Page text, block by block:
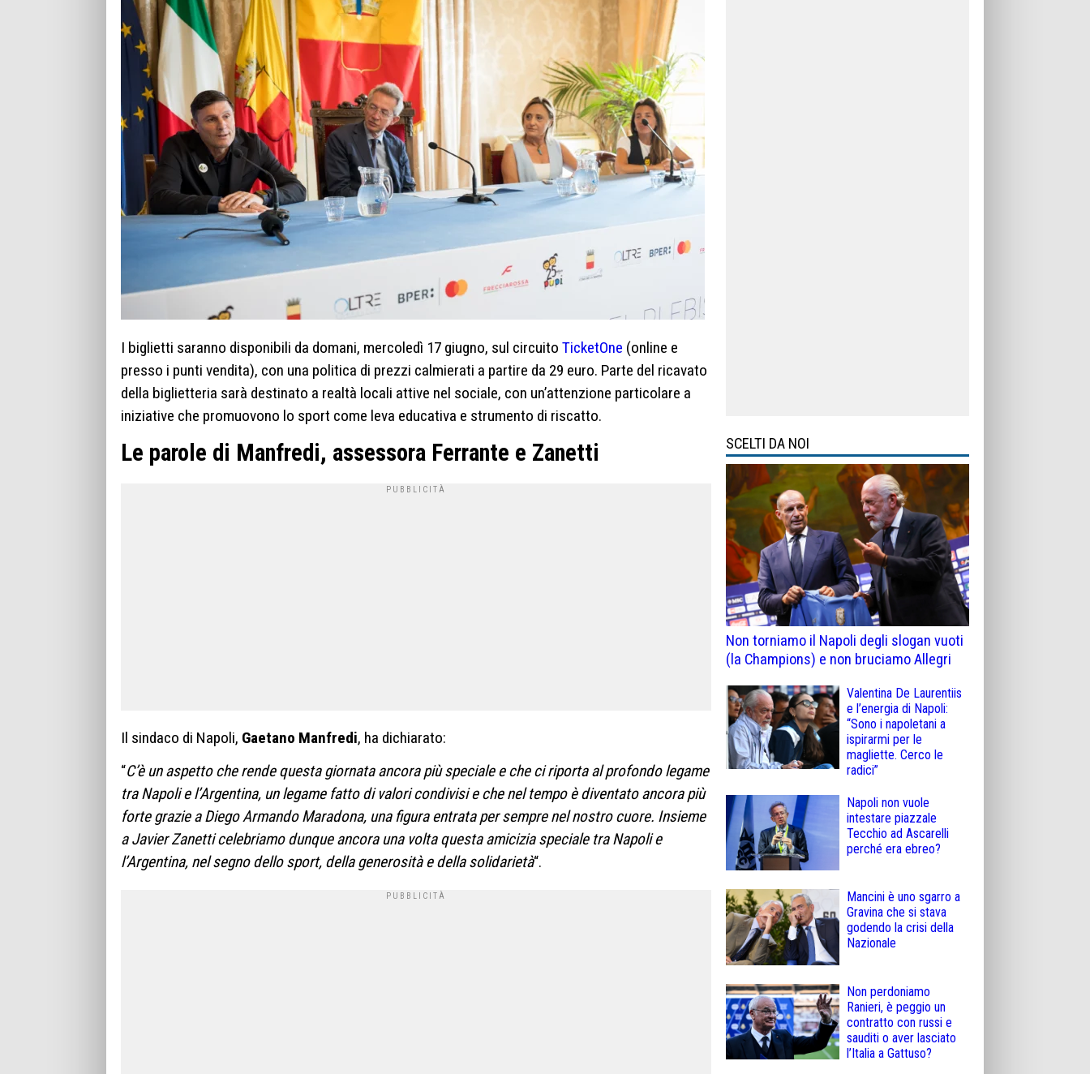
I biglietti saranno disponibili da domani, mercoledì 17 giugno, sul circuito TicketOne (online e
presso i punti vendita), con una politica di prezzi calmierati a partire da 29 euro. Parte del ricavato
della biglietteria sarà destinato a realtà locali attive nel sociale, con un’attenzione particolare a
iniziative che promuovono lo sport come leva educativa e strumento di riscatto.
Le parole di Manfredi, assessora Ferrante e Zanetti
Il sindaco di Napoli, Gaetano Manfredi, ha dichiarato:
“C’è un aspetto che rende questa giornata ancora più speciale e che ci riporta al profondo legame
tra Napoli e l’Argentina, un legame fatto di valori condivisi e che nel tempo è diventato ancora più
forte grazie a Diego Armando Maradona, una figura entrata per sempre nel nostro cuore. Insieme
a Javier Zanetti celebriamo dunque ancora una volta questa amicizia speciale tra Napoli e
l’Argentina, nel segno dello sport, della generosità e della solidarietà“.
SCELTI DA NOI
Non torniamo il Napoli degli slogan vuoti
(la Champions) e non bruciamo Allegri
Valentina De Laurentiis
e l’energia di Napoli:
“Sono i napoletani a
ispirarmi per le
magliette. Cerco le
radici”
Napoli non vuole
intestare piazzale
Tecchio ad Ascarelli
perché era ebreo?
Mancini è uno sgarro a
Gravina che si stava
godendo la crisi della
Nazionale
Non perdoniamo
Ranieri, è peggio un
contratto con russi e
sauditi o aver lasciato
l’Italia a Gattuso?